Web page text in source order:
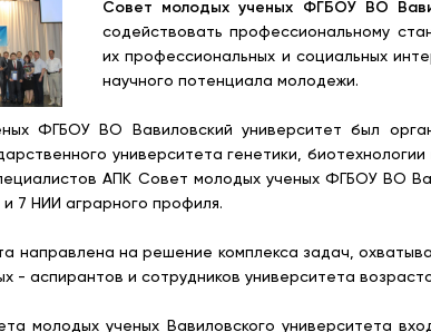
Совет молодых ученых ФГБОУ ВО
содействовать профессиональному
их профессиональных и социальных
научного потенциала молодежи.
ФГБОУ ВО Вавиловский университет был
университета генетики,
АПК Совет молодых ученых ФГБОУ ВО
и 7 НИИ аграрного профиля.
направлена на решение комплекса задач,
- аспирантов и сотрудников университета
молодых ученых Вавиловского университета